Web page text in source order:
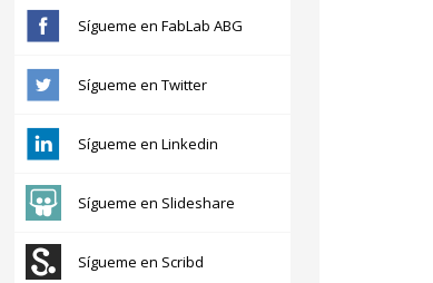
Sígueme en FabLab ABG
Sígueme en Twitter
Sígueme en Linkedin
Sígueme en Slideshare
Sígueme en Scribd